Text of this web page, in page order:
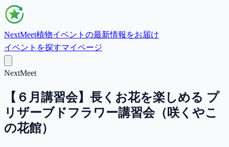
NextMeet植物イベントの最新情報をお届け
イベントを探すマイページ
NextMeet
【６月講習会】長くお花を楽しめる プ
リザーブドフラワー講習会（咲くやこ
の花館）